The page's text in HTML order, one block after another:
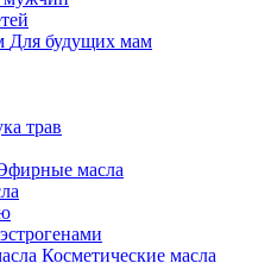
Для будущих мам
трав
масла
Косметические масла